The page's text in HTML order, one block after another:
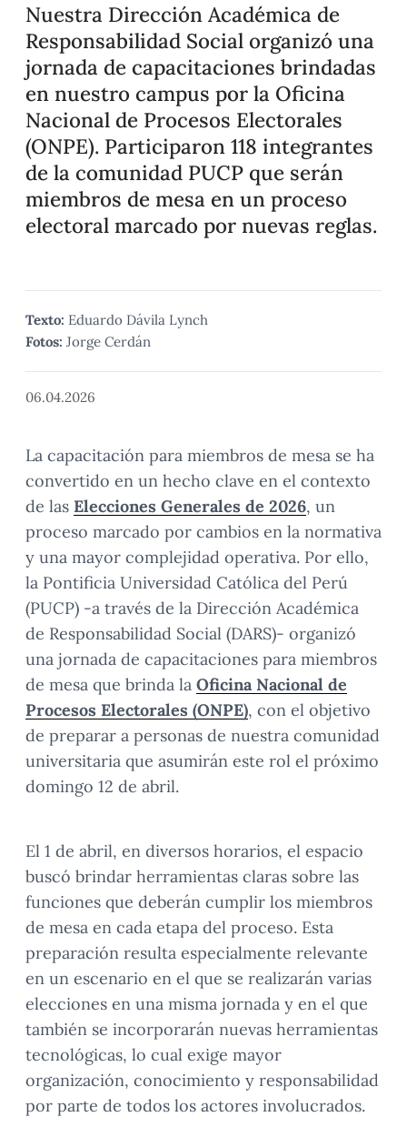
Nuestra Dirección Académica de
Responsabilidad Social organizó una
jornada de capacitaciones brindadas
en nuestro campus por la Oficina
Nacional de Procesos Electorales
(ONPE). Participaron 118 integrantes
de la comunidad PUCP que serán
miembros de mesa en un proceso
electoral marcado por nuevas reglas.
Texto: Eduardo Dávila Lynch
Fotos: Jorge Cerdán
06.04.2026
La capacitación para miembros de mesa se ha
convertido en un hecho clave en el contexto
de las Elecciones Generales de 2026, un
proceso marcado por cambios en la normativa
y una mayor complejidad operativa. Por ello,
la Pontificia Universidad Católica del Perú
(PUCP) -a través de la Dirección Académica
de Responsabilidad Social (DARS)- organizó
una jornada de capacitaciones para miembros
de mesa que brinda la Oficina Nacional de
Procesos Electorales (ONPE), con el objetivo
de preparar a personas de nuestra comunidad
universitaria que asumirán este rol el próximo
domingo 12 de abril.
El 1 de abril, en diversos horarios, el espacio
buscó brindar herramientas claras sobre las
funciones que deberán cumplir los miembros
de mesa en cada etapa del proceso. Esta
preparación resulta especialmente relevante
en un escenario en el que se realizarán varias
elecciones en una misma jornada y en el que
también se incorporarán nuevas herramientas
tecnológicas, lo cual exige mayor
organización, conocimiento y responsabilidad
por parte de todos los actores involucrados.